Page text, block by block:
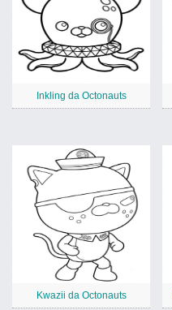
Inkling da Octonauts
Kwazii da Octonauts